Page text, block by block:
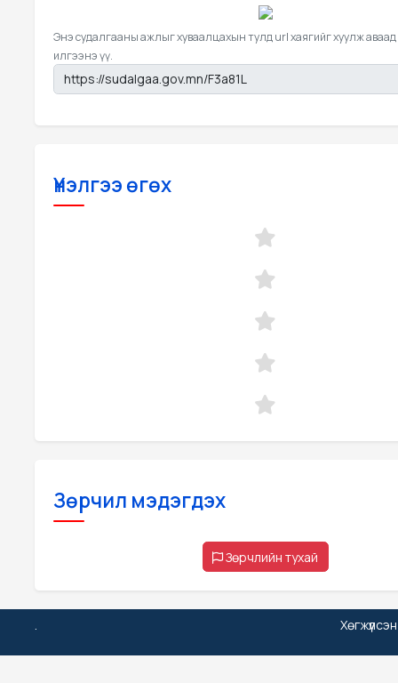
Энэ судалгааны ажлыг хуваалцахын тулд url хаягийг хуулж аваад
илгээнэ үү.
Үнэлгээ өгөх
Зөрчил мэдэгдэх
Зөрчлийн тухай
.